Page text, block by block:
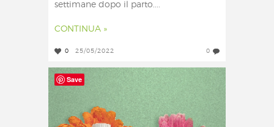
settimane dopo il parto....
CONTINUA »
0 25/05/2022 0
Save